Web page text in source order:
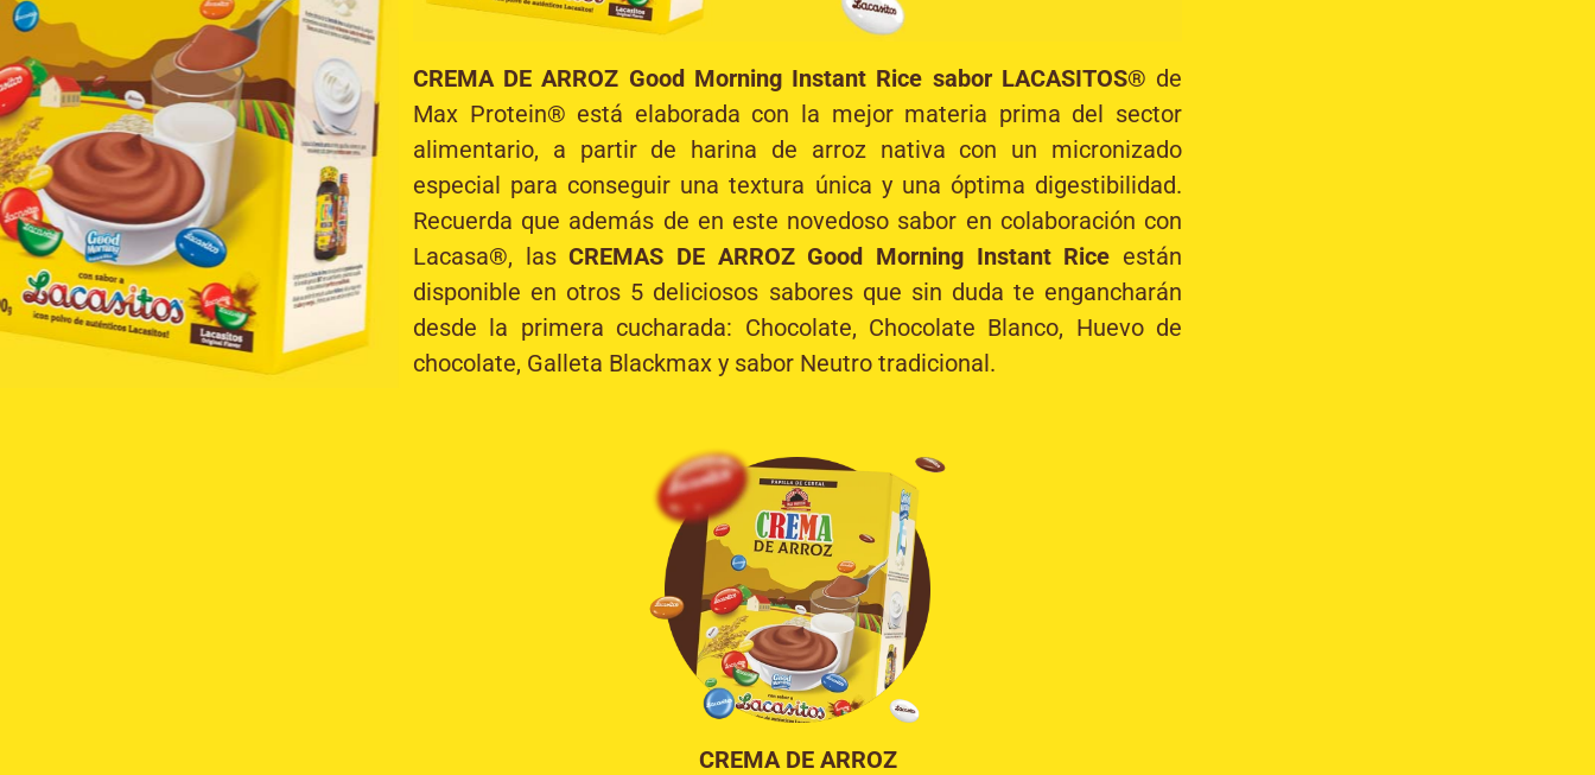
CREMA DE ARROZ Good Morning Instant Rice sabor LACASITOS® de
Max Protein® está elaborada con la mejor materia prima del sector
alimentario, a partir de harina de arroz nativa con un micronizado
especial para conseguir una textura única y una óptima digestibilidad.
Recuerda que además de en este novedoso sabor en colaboración con
Lacasa®, lasCREMAS DE ARROZ Good Morning Instant Rice están
disponible en otros 5 deliciosos sabores que sin duda te engancharán
desde la primera cucharada: Chocolate, Chocolate Blanco, Huevo de
chocolate, Galleta Blackmax y sabor Neutro tradicional.
CREMA DE ARROZ